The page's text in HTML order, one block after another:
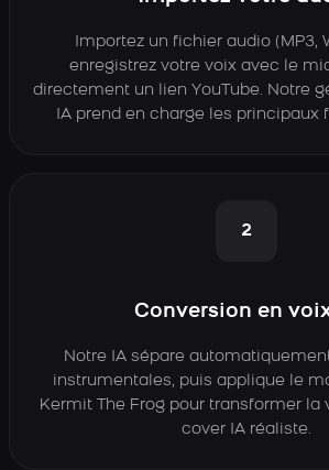
Importez un fichier audio (MP3,
enregistrez votre voix avec le
directement un lien YouTube. Notre
IA prend en charge les principaux
2
Conversion en
Notre IA sépare
instrumentales, puis applique le
Kermit The Frog pour transformer la
cover IA réaliste.